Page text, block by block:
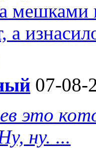
мешками
а
07-08-
это
ну. ...